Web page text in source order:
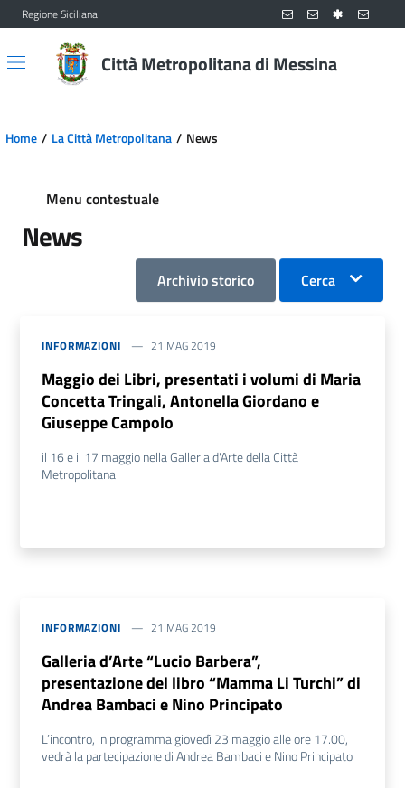
Vai al contenuto principale
Vai al menu principale
Regione Siciliana
Città Metropolitana di Messina
Home La Città Metropolitana News
Menu contestuale
News
Archivio storico Cerca
INFORMAZIONI 21 MAG 2019
Maggio dei Libri, presentati i volumi di Maria
Concetta Tringali, Antonella Giordano e
Giuseppe Campolo
il 16 e il 17 maggio nella Galleria d'Arte della Città
Metropolitana
INFORMAZIONI 21 MAG 2019
Galleria d’Arte “Lucio Barbera”,
presentazione del libro “Mamma Li Turchi” di
Andrea Bambaci e Nino Principato
L’incontro, in programma giovedì 23 maggio alle ore 17.00,
vedrà la partecipazione di Andrea Bambaci e Nino Principato